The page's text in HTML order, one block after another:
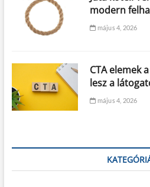
modern
május 4, 2026
CTA elemek
lesz a
május 4, 2026